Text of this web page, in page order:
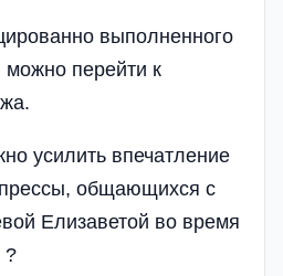
выполненного
можно перейти к
усилить впечатление
общающихся с
Елизаветой во время
?